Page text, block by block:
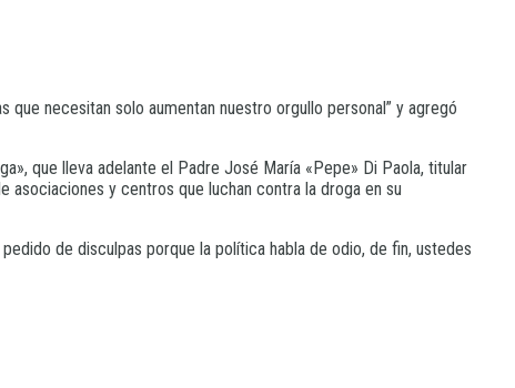
necesitan solo aumentan nuestro orgullo personal” y agregó
que lleva adelante el Padre José María «Pepe» Di Paola, titular
y centros que luchan contra la droga en su
de disculpas porque la política habla de odio, de fin, ustedes